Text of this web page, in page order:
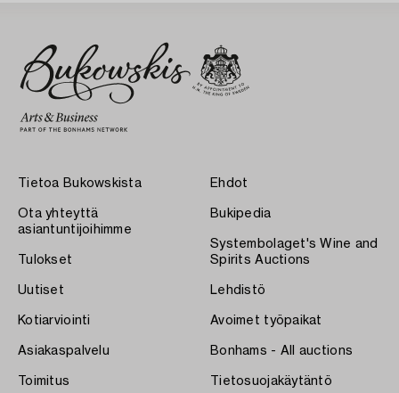
Tietoa Bukowskista
Ota yhteyttä
asiantuntijoihimme
Tulokset
Uutiset
Kotiarviointi
Asiakaspalvelu
Toimitus
Ehdot
Bukipedia
Systembolaget's Wine and
Spirits Auctions
Lehdistö
Avoimet työpaikat
Bonhams - All auctions
Tietosuojakäytäntö